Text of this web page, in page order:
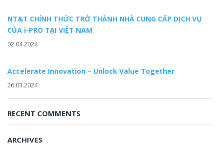
NT&T CHÍNH THỨC TRỞ THÀNH NHÀ CUNG CẤP DỊCH VỤ
CỦA i-PRO TẠI VIỆT NAM
02.04.2024
Accelerate Innovation – Unlock Value Together
26.03.2024
RECENT COMMENTS
ARCHIVES